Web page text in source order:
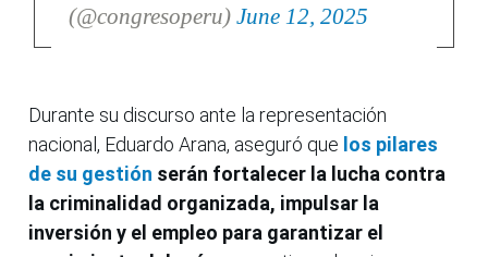
(@congresoperu) June 12, 2025
Durante su discurso ante la representación
nacional, Eduardo Arana, aseguró que los pilares
de su gestión serán fortalecer la lucha contra
la criminalidad organizada, impulsar la
inversión y el empleo para garantizar el